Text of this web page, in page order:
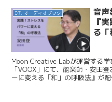
07. オーディオブック
音
『
る
Moon Creative Labが運営する
「VOOX」にて、能楽師・安田
ーに変える「和」の呼吸法』が